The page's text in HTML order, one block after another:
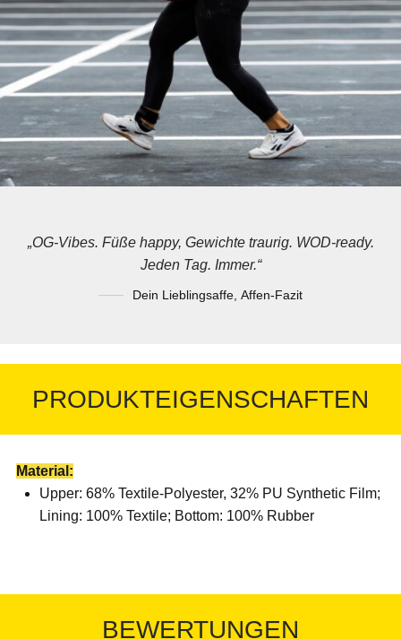
„OG-Vibes. Füße happy, Gewichte traurig. WOD-ready.
Jeden Tag. Immer.“
Dein Lieblingsaffe, Affen-Fazit
PRODUKTEIGENSCHAFTEN
Material:
Upper: 68% Textile-Polyester, 32% PU Synthetic Film;
Lining: 100% Textile; Bottom: 100% Rubber
BEWERTUNGEN